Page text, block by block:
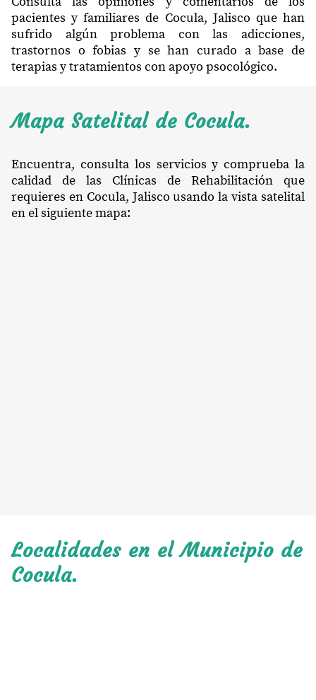
pacientes y familiares de Cocula, Jalisco que han
sufrido algún problema con las adicciones,
trastornos o fobias y se han curado a base de
terapias y tratamientos con apoyo psocológico.
Mapa Satelital de Cocula.
Encuentra, consulta los servicios y comprueba la
calidad de las Clínicas de Rehabilitación que
requieres en Cocula, Jalisco usando la vista satelital
en el siguiente mapa:
Localidades en el Municipio de
Cocula.